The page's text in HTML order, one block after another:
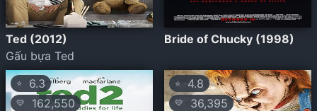
Ted (2012)
Gấu bựa Ted
Bride of Chucky (1998)
⭐ 6.3
💛 162,550
⭐ 4.8
💛
36,395